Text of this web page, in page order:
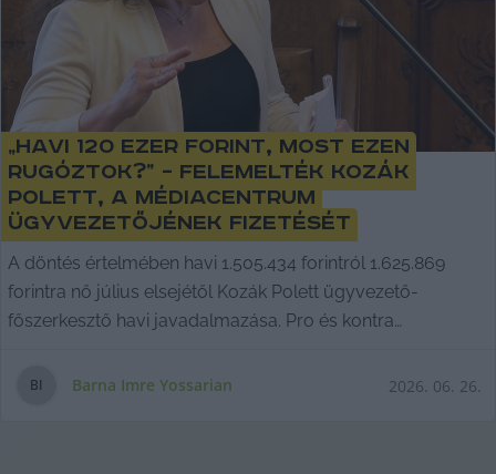
„Havi 120 ezer forint, most ezen
rugóztok?” – felemelték Kozák
Polett, a Médiacentrum
ügyvezetőjének fizetését
A döntés értelmében havi 1.505.434 forintról 1.625.869
forintra nő július elsejétől Kozák Polett ügyvezető-
főszerkesztő havi javadalmazása. Pro és kontra
vitában, majd egy sajátságos szavazás.
BI Barna Imre Yossarian 2026. 06. 26.